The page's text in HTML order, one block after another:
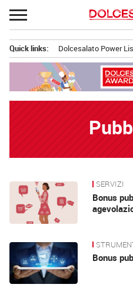
Passa
al
principale
Quick links: Dolcesalato Power
News SERVIZI
Bonus
Bonus